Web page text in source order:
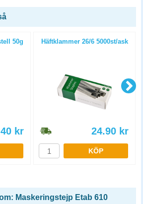
50g
kr
Häftklammer 26/6 5000st/ask
24.90 kr
KÖP
Maskeringstejp Etab 610